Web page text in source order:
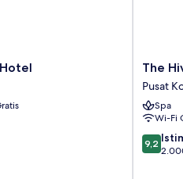
The
Hive
Hotel
Pusat
Kota
Roma
The
Pusat
Spa
Wi-Fi
9.2
dari
9,2